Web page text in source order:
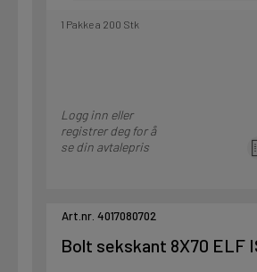
1 Pakke a 200 Stk
Logg inn eller
registrer deg for å
se din avtalepris
Art.nr. 4017080702
Bolt sekskant 8X70 ELF